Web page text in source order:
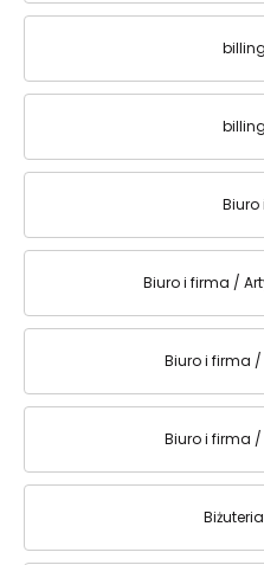
Biuro
Biuro i firma /
Biuro i firma /
Biuro i firma /